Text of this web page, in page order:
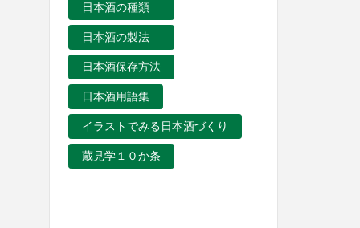
日本酒の種類
日本酒の製法
日本酒保存方法
日本酒用語集
イラストでみる日本酒づくり
蔵見学１０か条